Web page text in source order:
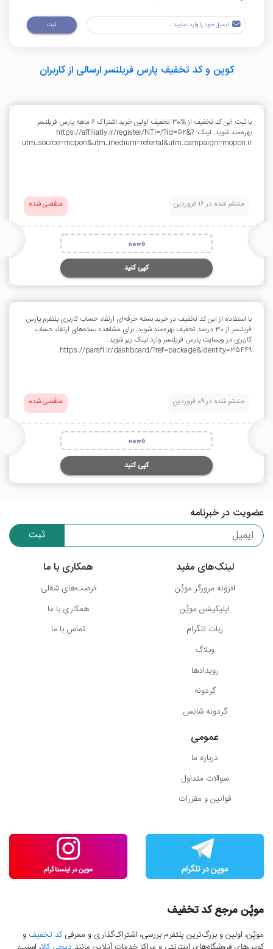
ثبت
کوپن و کد تخفیف پارس فریلنسر ارسالی از کاربران
با ثبت این کد تخفیف از %30 تخفیف اولین خرید اشتراک 6 ماهه پارس فریلنسر
بهره‌مند شوید. لینک: https://affiliatly.ir/register/NTI=/?id=52&?
utm_source=mopon&utm_medium=referral&utm_campaign=mopon.ir
منتشر شده در 16 فروردین منقضی شده
new6
کپی کنید
با استفاده از این کد تخفیف در خرید بسته‌ حرفه‌ای ارتقاء حساب کاربری پلتفرم پارس
فریلنسر از 30 درصد تخفیف بهره‌مند شوید. برای مشاهده بسته‌‌های ارتقاء حساب
کاربری در وبسایت پارس فریلنسر وارد لینک زیر شوید.
https://parsfl.ir/dashboard/?ref=package&identity=35449
منتشر شده در 09 فروردین منقضی شده
new6
کپی کنید
عضویت در خبرنامه
ثبت
لینک‌های مفید
افزونه مرورگر موپُن
اپلیکیشن موپُن
ربات تلگرام
وبلاگ
رویدادها
گردونه
گردونه شانس
همکاری با ما
فرصت‌های شغلی
همکاری با ما
تماس با ما
عمومی
درباره ما
سوالات متداول
قوانین و مقررات
موپُن مرجع کد تخفیف
موپُن، اولین و بزرگ‌ترین پلتفرم بررسی، اشتراک‌گذاری و معرفیکد تخفیف و